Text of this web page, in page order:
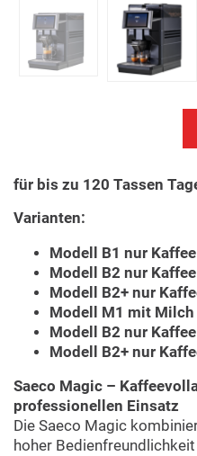
für bis zu 120 Tassen
Varianten:
Modell B1 nur
Modell B2 nur
Modell B2+ nur
Modell M1 mit Milch
Modell B2 nur
Modell B2+ nur
Saeco Magic –
professionellen Einsatz
Die Saeco Magic
hoher